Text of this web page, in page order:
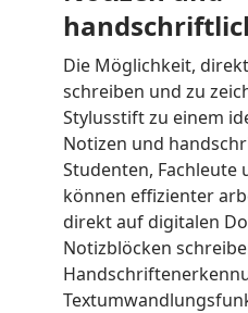
Die Möglichkeit,
schreiben und zu
Stylusstift zu einem
Notizen und
Studenten, Fachleute
können effizienter
direkt auf digitalen
Notizblöcken